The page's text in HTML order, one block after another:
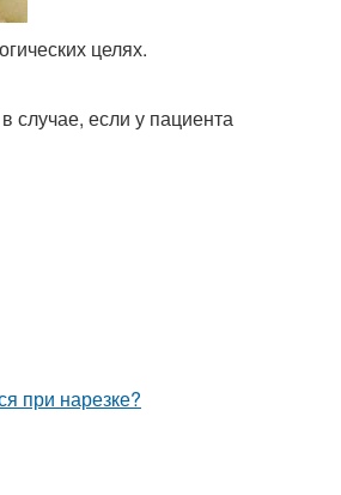
целях.
случае, если у пациента
при нарезке?